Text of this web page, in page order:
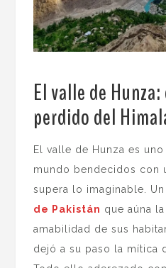
El valle de
perdido del
El valle de Hunza es
mundo bendecidos con
supera lo imaginable.
de Pakistán que aúna
amabilidad de sus
dejó a su paso la mítica